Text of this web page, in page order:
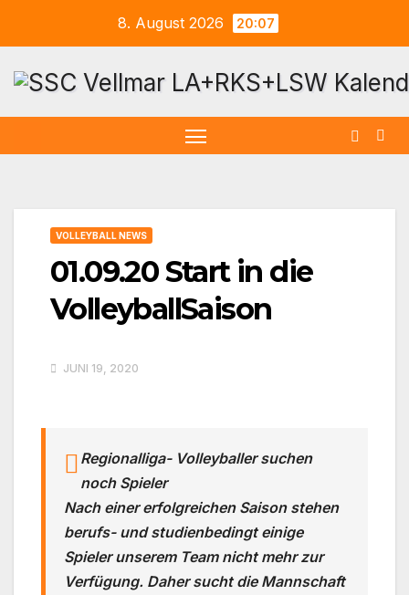
springen
8. August 2026 20:07
VOLLEYBALL NEWS
01.09.20 Start in die
VolleyballSaison
JUNI 19, 2020
Regionalliga- Volleyballer suchen
noch Spieler
Nach einer erfolgreichen Saison stehen
berufs- und studienbedingt einige
Spieler unserem Team nicht mehr zur
Verfügung. Daher sucht die Mannschaft